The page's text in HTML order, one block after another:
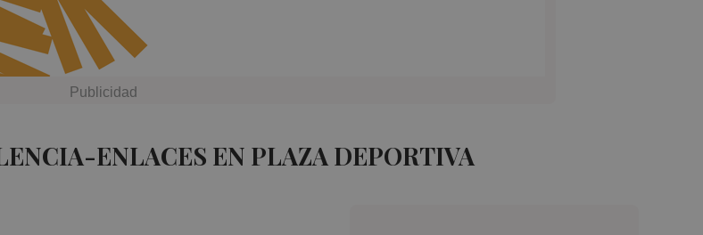
ENLACES EN PLAZA DEPORTIVA